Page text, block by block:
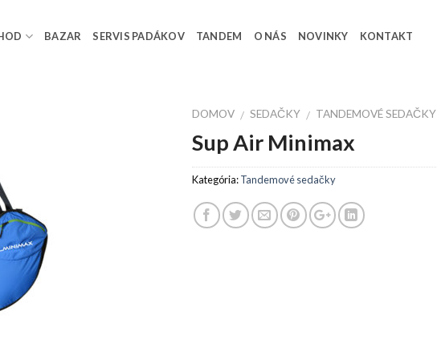
BAZAR SERVIS PADÁKOV TANDEM O NÁS NOVINKY KONTAKT
DOMOV / SEDAČKY / TANDEMOVÉ SEDAČKY
Sup Air Minimax
Kategória:Tandemové sedačky